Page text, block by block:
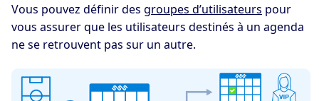
Vous pouvez définir des groupes d’utilisateurs pour
vous assurer que les utilisateurs destinés à un agenda
ne se retrouvent pas sur un autre.